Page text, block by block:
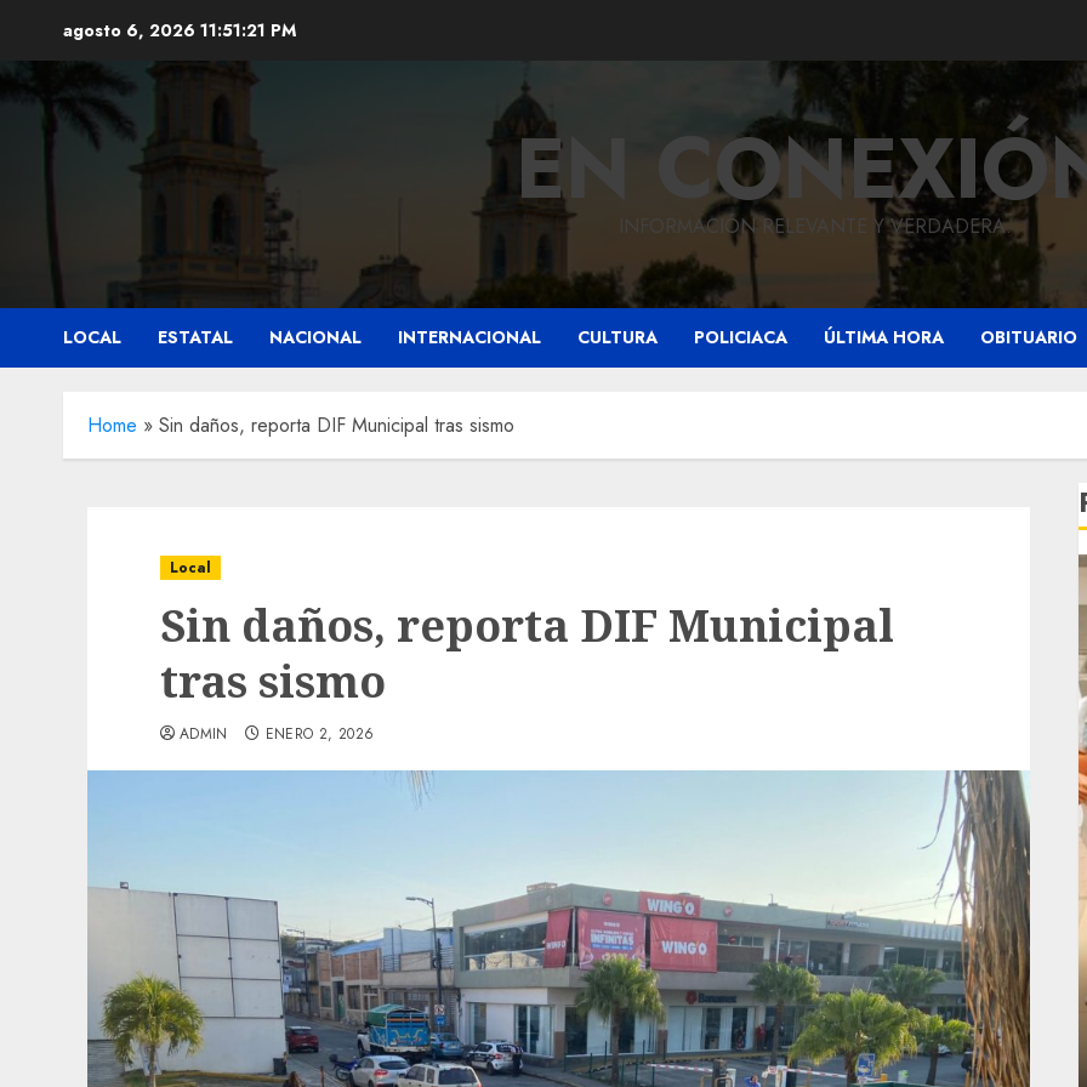
contenido
agosto 6, 2026 11:51:23 PM
ENINFORMACIÓN RELEVANTE Y VERDADERA.
LOCAL ESTATAL NACIONAL INTERNACIONAL CULTURA POLICIACA ÚLTIMA HORA OBITUARIO
Home » Sin daños, reporta DIF Municipal tras sismo
Local
Sin daños, reporta DIF Municipal
tras sismo
ADMIN ENERO 2, 2026
Local
Obra de pavimentación de San Marcial será
mejorada. Interviene CASF
ADMIN JULIO 27, 2026 0
Local
Reviven la historia de Fortín, con exposición
de la cronista Minerva Salas.
ADMIN JULIO 31, 2026 0